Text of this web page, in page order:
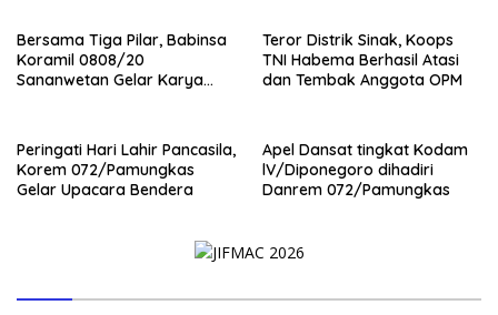
Bersama Tiga Pilar, Babinsa
Koramil 0808/20
Sananwetan Gelar Karya
Teror Distrik Sinak, Koops
TNI Habema Berhasil Atasi
dan Tembak Anggota OPM
Peringati Hari Lahir Pancasila,
Korem 072/Pamungkas
Gelar Upacara Bendera
Apel Dansat tingkat Kodam
lV/Diponegoro dihadiri
Danrem 072/Pamungkas